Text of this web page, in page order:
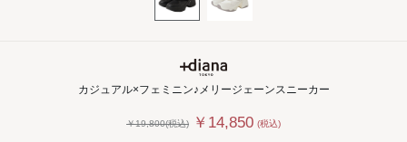
カジュアル×フェミニン♪メリージェーンスニーカー
￥19,800(税込) ￥14,850 (税込)